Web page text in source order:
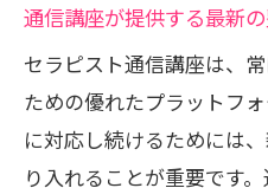
通信講座で習得
ル
整体師としての
収入を安定させ
持続可能な整体師の
通信講座が提供する最新
セラピスト通信講座は、
ための優れたプラットフ
に対応し続けるためには
り入れることが重要です